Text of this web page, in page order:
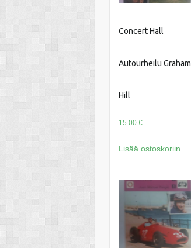
Concert Hall
Autourheilu Graham
Hill
15.00 €
Lisää ostoskoriin